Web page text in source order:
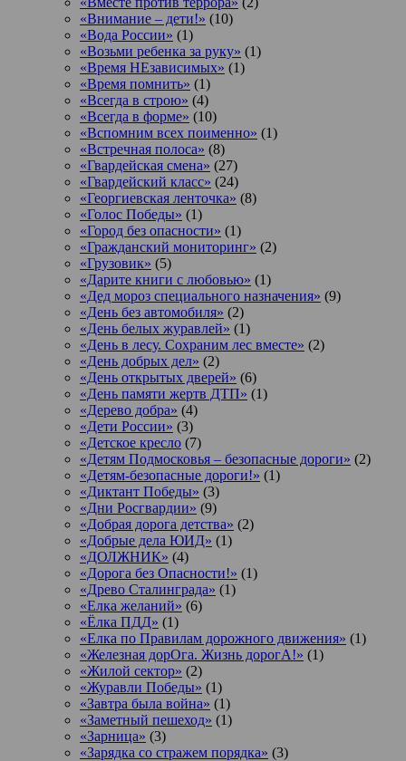
«Внимание – дети!» (10)
«Вода России» (1)
«Возьми ребенка за руку» (1)
«Время НЕзависимых» (1)
«Время помнить» (1)
«Всегда в строю» (4)
«Всегда в форме» (10)
«Вспомним всех поименно» (1)
«Встречная полоса» (8)
«Гвардейская смена» (27)
«Гвардейский класс» (24)
«Георгиевская ленточка» (8)
«Голос Победы» (1)
«Город без опасности» (1)
«Гражданский мониторинг» (2)
«Грузовик» (5)
«Дарите книги с любовью» (1)
«Дед мороз специального назначения» (9)
«День без автомобиля» (2)
«День белых журавлей» (1)
«День в лесу. Сохраним лес вместе» (2)
«День добрых дел» (2)
«День открытых дверей» (6)
«День памяти жертв ДТП» (1)
«Дерево добра» (4)
«Дети России» (3)
«Детское кресло (7)
«Детям Подмосковья – безопасные дороги» (2)
«Детям-безопасные дороги!» (1)
«Диктант Победы» (3)
«Дни Росгвардии» (9)
«Добрая дорога детства» (2)
«Добрые дела ЮИД» (1)
«ДОЛЖНИК» (4)
«Дорога без Опасности!» (1)
«Древо Сталинграда» (1)
«Елка желаний» (6)
«Ёлка ПДД» (1)
«Елка по Правилам дорожного движения» (1)
«Железная дорОга. Жизнь дорогА!» (1)
«Жилой сектор» (2)
«Журавли Победы» (1)
«Завтра была война» (1)
«Заметный пешеход» (1)
«Зарница» (3)
«Зарядка со стражем порядка» (3)